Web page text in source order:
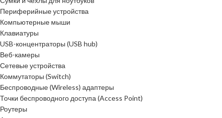
Периферийные устройства
Компьютерные мыши
Клавиатуры
USB-концентраторы (USB hub)
Веб-камеры
Сетевые устройства
Коммутаторы (Switch)
Беспроводные (Wireless) адаптеры
Точки беспроводного доступа (Access Point)
Роутеры